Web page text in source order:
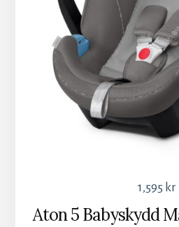
1,595 kr
Aton 5 Babyskydd